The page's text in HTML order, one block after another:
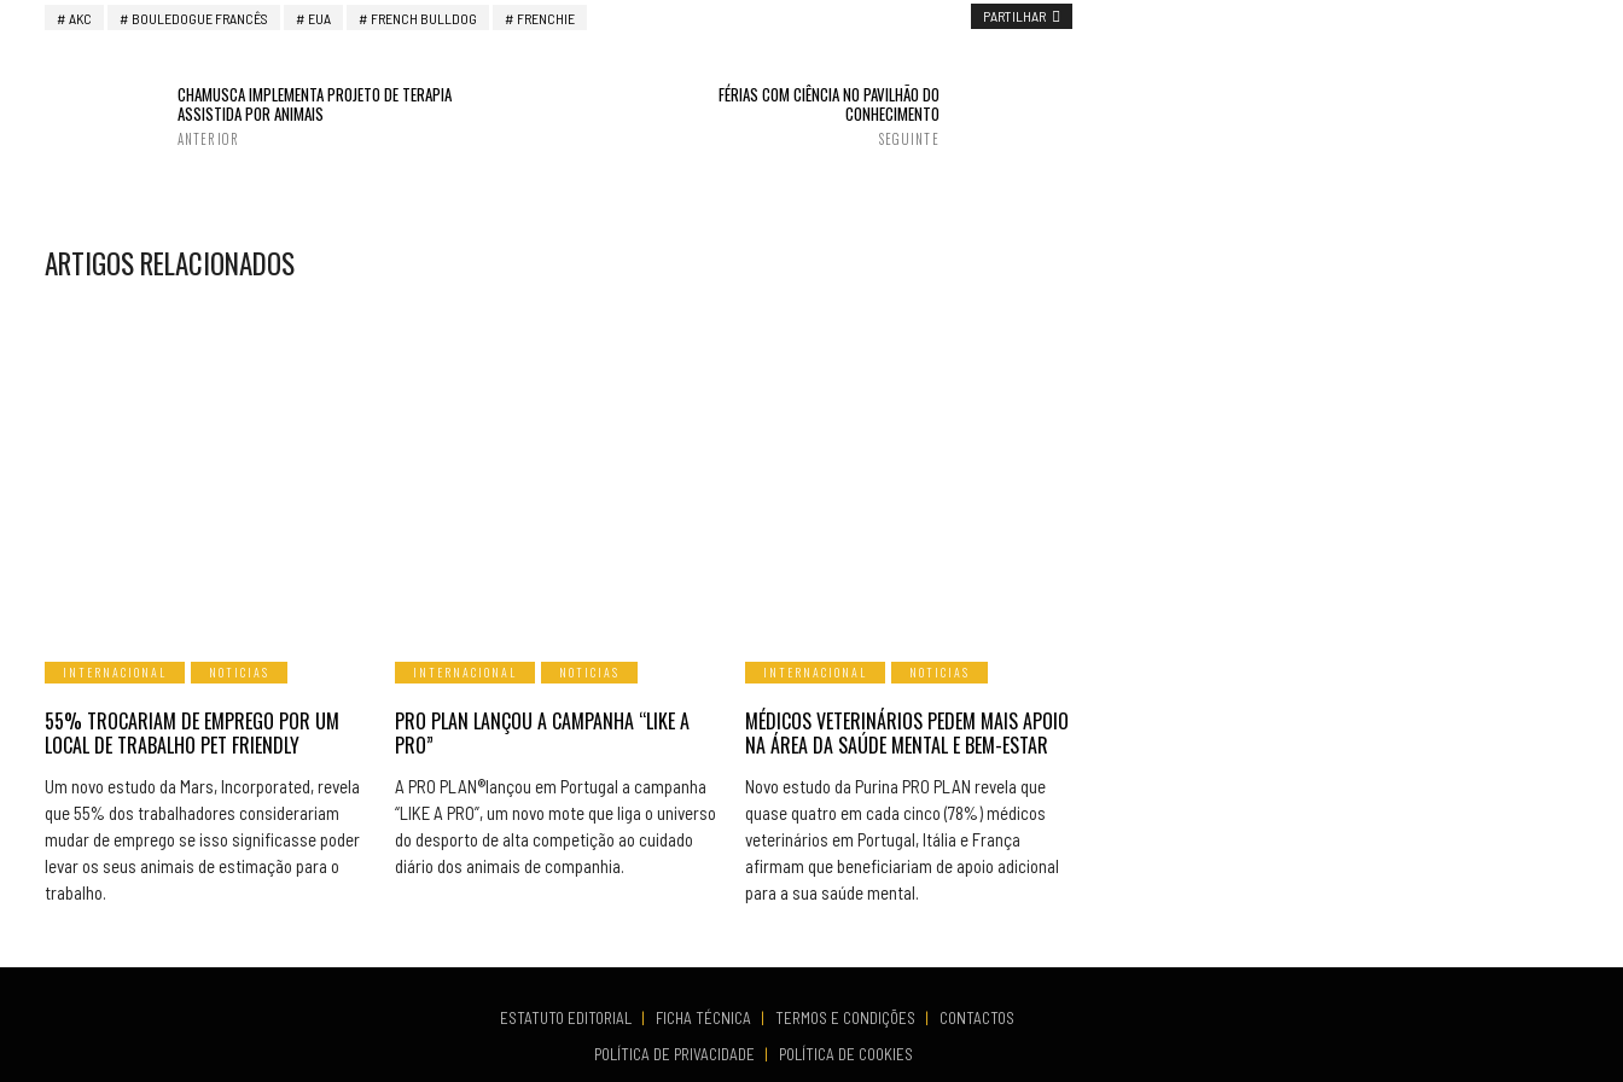
AKC BOULEDOGUE FRANCÊS EUA FRENCH BULLDOG FRENCHIE PARTILHAR
CHAMUSCA IMPLEMENTA PROJETO DE TERAPIA
ASSISTIDA POR ANIMAIS
ANTERIOR
FÉRIAS COM CIÊNCIA NO PAVILHÃO DO
CONHECIMENTO
SEGUINTE
ARTIGOS RELACIONADOS
INTERNACIONAL NOTICIAS
55% TROCARIAM DE EMPREGO POR UM
LOCAL DE TRABALHO PET FRIENDLY
Um novo estudo da Mars, Incorporated, revela
que 55% dos trabalhadores considerariam
mudar de emprego se isso significasse poder
levar os seus animais de estimação para o
trabalho.
INTERNACIONAL NOTICIAS
PRO PLAN LANÇOU A CAMPANHA “LIKE A
PRO”
A PRO PLAN®lançou em Portugal a campanha
“LIKE A PRO”, um novo mote que liga o universo
do desporto de alta competição ao cuidado
diário dos animais de companhia.
INTERNACIONAL NOTICIAS
MÉDICOS VETERINÁRIOS PEDEM MAIS APOIO
NA ÁREA DA SAÚDE MENTAL E BEM-ESTAR
Novo estudo da Purina PRO PLAN revela que
quase quatro em cada cinco (78%) médicos
veterinários em Portugal, Itália e França
afirmam que beneficiariam de apoio adicional
para a sua saúde mental.
ESTATUTO EDITORIAL | FICHA TÉCNICA | TERMOS E CONDIÇÕES |
CONTACTOS
POLÍTICA DE PRIVACIDADE
| POLÍTICA DE COOKIES